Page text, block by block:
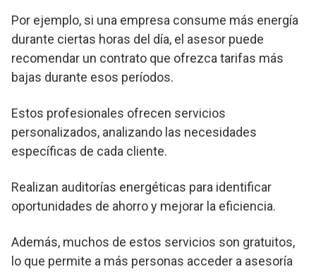
Por ejemplo, si una empresa consume más energía
durante ciertas horas del día, el asesor puede
recomendar un contrato que ofrezca tarifas más
bajas durante esos períodos.
Estos profesionales ofrecen servicios
personalizados, analizando las necesidades
específicas de cada cliente.
Realizan auditorías energéticas para identificar
oportunidades de ahorro y mejorar la eficiencia.
Además, muchos de estos servicios son gratuitos,
lo que permite a más personas acceder a asesoría